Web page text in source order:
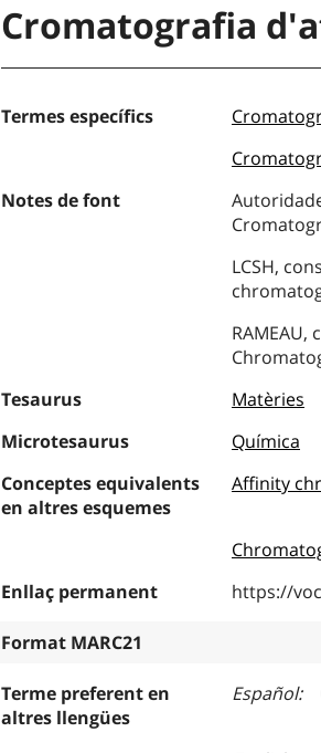
Cromatografia
Termes específics
Notes de font
LCSH,
Tesaurus
Matèries
Microtesaurus
Química
Conceptes equivalents
en altres esquemes
Affinity
Enllaç permanent
https://
Format MARC21
Terme preferent en
altres llengües
Español